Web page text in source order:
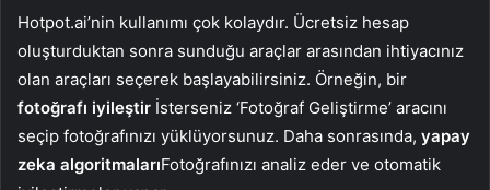
Hotpot.ai’nin kullanımı çok kolaydır. Ücretsiz hesap
oluşturduktan sonra sunduğu araçlar arasından ihtiyacınız
olan araçları seçerek başlayabilirsiniz. Örneğin, bir
fotoğrafı iyileştir İsterseniz ‘Fotoğraf Geliştirme’ aracını
seçip fotoğrafınızı yüklüyorsunuz. Daha sonrasında, yapay
zeka algoritmalarıFotoğrafınızı analiz eder ve otomatik